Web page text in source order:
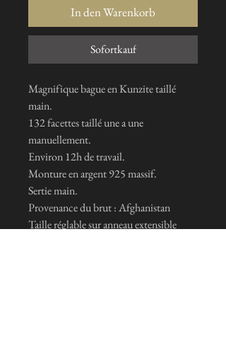
In den Warenkorb
Sofortkauf
Magnifique bague en Kunzite taillé
main.
132 facettes taillé une a une
manuellement.
Environ 12h de travail.
Monture en argent 925 massif.
Sertie main.
Provenance du brut : Afghanistan
Taille réglable sur anneau extensible